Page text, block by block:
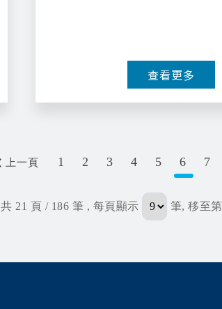
查看更多
上一頁 1 2 3 4 5 6 7
共 21 頁 / 186 筆 , 每頁顯示 筆, 移至第